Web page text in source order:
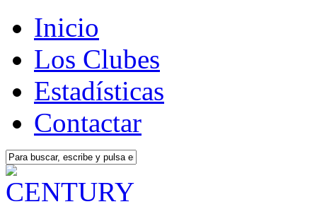
Inicio
Los Clubes
Estadísticas
Contactar